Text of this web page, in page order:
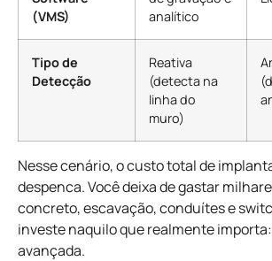
(VMS)
analítico
Tipo de
Detecção
Reativa
(detecta na
linha do
muro)
Nesse cenário, o custo total de
despenca. Você deixa de gastar
concreto, escavação, conduítes e
investe naquilo que realmente
avançada.